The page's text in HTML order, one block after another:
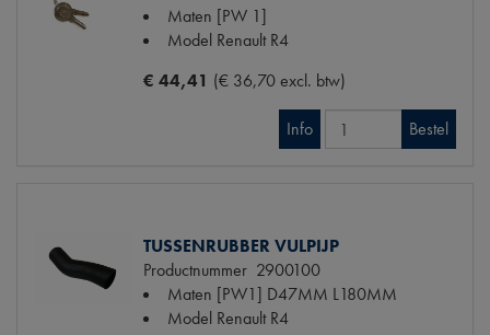
Maten [PW 1]
Model Renault R4
€ 44,41 (€ 36,70 excl. btw)
Info Bestel
TUSSENRUBBER VULPIJP
Productnummer 2900100
Maten [PW1] D47MM L180MM
Model Renault R4